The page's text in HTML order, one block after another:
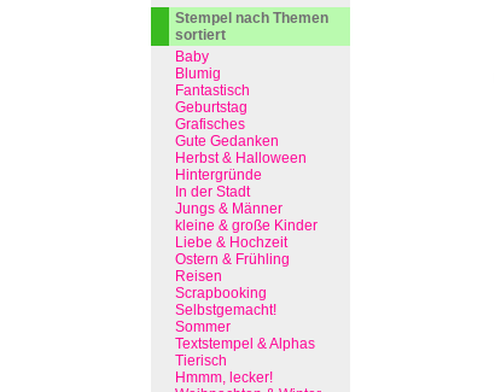
Stempel nach Themen
sortiert
Baby
Blumig
Fantastisch
Geburtstag
Grafisches
Gute Gedanken
Herbst & Halloween
Hintergründe
In der Stadt
Jungs & Männer
kleine & große Kinder
Liebe & Hochzeit
Ostern & Frühling
Reisen
Scrapbooking
Selbstgemacht!
Sommer
Textstempel & Alphas
Tierisch
Hmmm, lecker!